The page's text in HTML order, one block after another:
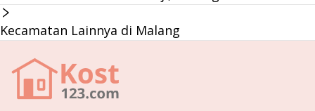
Kecamatan Lainnya di Malang